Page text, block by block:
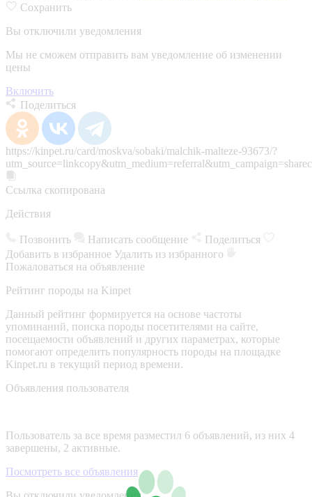
Сохранить
Вы отключили уведомления
Мы не сможем отправить вам уведомление об изменении
цены
Включить
Поделиться
https://kinpet.ru/card/moskva/sobaki/malchik-malteze-93673/?
Ссылка скопирована
Действия
Позвонить Написать сообщение
Поделиться
Добавить в избранное Удалить из избранного
Пожаловаться на объявление
Рейтинг породы на Kinpet
Данный рейтинг формируется на основе частоты
упоминаний, поиска породы посетителями на сайте,
посещаемости объявлений и других параметрах, которые
помогают определить популярность породы на площадке
Kinpet.ru в текущий период времени.
Объявления пользователя
Пользователь за все время разместил 6 объявлений, из них 4
завершены, 2 активные.
Посмотреть все объявления